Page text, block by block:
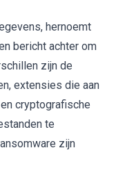
hernoemt
bericht achter om
zijn de
extensies die aan
cryptografische
te
zijn